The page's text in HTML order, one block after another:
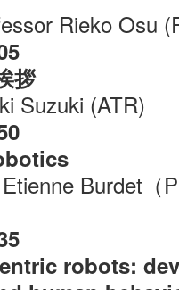
Rieko Osu
拶
Suzuki (ATR)
Burdet（
robots: